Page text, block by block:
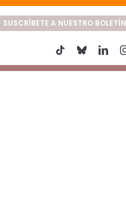
SUSCRÍBETE A NUESTRO BOLETÍN